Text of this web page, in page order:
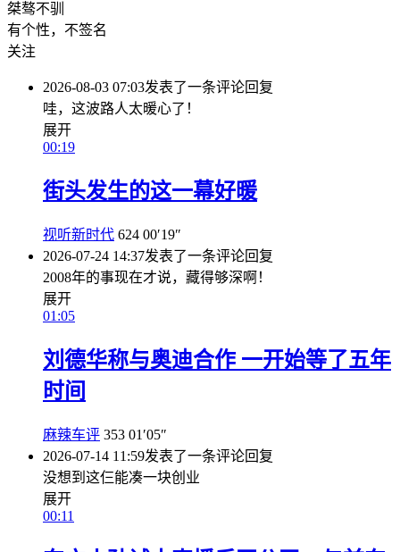
桀骜不驯
有个性，不签名
关注
2026-08-03 07:03发表了一条评论回复
哇，这波路人太暖心了！
展开
00:19
街头发生的这一幕好暖
视听新时代 624 00′19″
2026-07-24 14:37发表了一条评论回复
2008年的事现在才说，藏得够深啊！
展开
01:05
刘德华称与奥迪合作 一开始等了五年
时间
麻辣车评 353 01′05″
2026-07-14 11:59发表了一条评论回复
没想到这仨能凑一块创业
展开
00:11